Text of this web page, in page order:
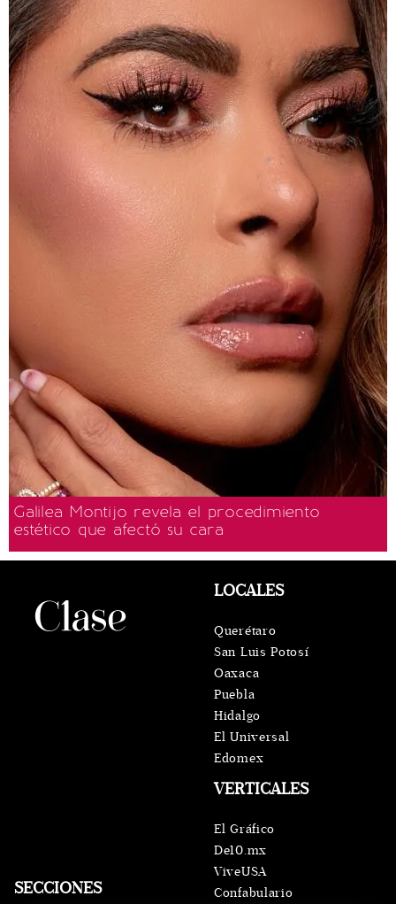
Galilea Montijo revela el procedimiento
estético que afectó su cara
SECCIONES
VERTICALES
El Gráfico
De10.mx
ViveUSA
Confabulario
LOCALES
Querétaro
San Luis Potosí
Oaxaca
Puebla
Hidalgo
El Universal
Edomex